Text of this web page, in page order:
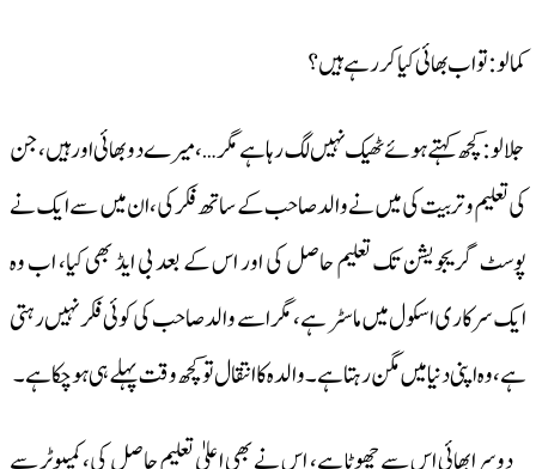
کمالو: تو اب بھائی کیا کر رہے ہیں؟
جلالو: کچھ کہتے ہوئے ٹھیک نہیں لگ رہا ہے مگر…، میرے دو بھائی اور ہیں، جن
کی تعلیم وتربیت کی میں نے والد صاحب کے ساتھ فکر کی، ان میں سے ایک نے
پوسٹ گریجویشن تک تعلیم حاصل کی اور اس کے بعد بی ایڈ بھی کیا، اب وہ
ایک سرکاری اسکول میں ماسٹر ہے، مگر اسے والد صاحب کی کوئی فکر نہیں رہتی
ہے، وہ اپنی دنیا میں مگن رہتا ہے۔ والدہ کا انتقال تو کچھ وقت پہلے ہی ہو چکا ہے۔